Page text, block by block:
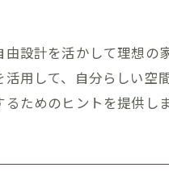
由設計を活かして理想の
活用して、自分らしい空
るためのヒントを提供し